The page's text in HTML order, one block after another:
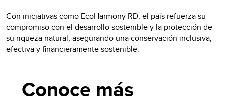
Con iniciativas como EcoHarmony RD, el país refuerza su
compromiso con el desarrollo sostenible y la protección de
su riqueza natural, asegurando una conservación inclusiva,
efectiva y financieramente sostenible.
Conoce más